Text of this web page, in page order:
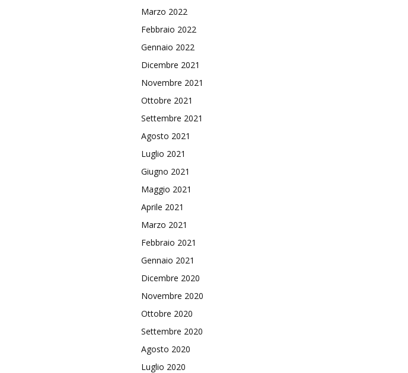
Marzo 2022
Febbraio 2022
Gennaio 2022
Dicembre 2021
Novembre 2021
Ottobre 2021
Settembre 2021
Agosto 2021
Luglio 2021
Giugno 2021
Maggio 2021
Aprile 2021
Marzo 2021
Febbraio 2021
Gennaio 2021
Dicembre 2020
Novembre 2020
Ottobre 2020
Settembre 2020
Agosto 2020
Luglio 2020